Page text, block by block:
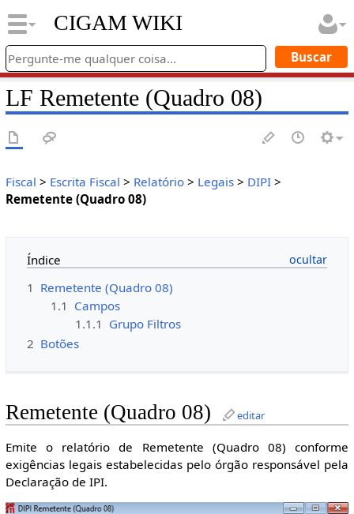
CIGAM WIKI
LF Remetente (Quadro 08)
Fiscal > Escrita Fiscal > Relatório> Legais> DIPI>
Remetente (Quadro 08)
Índice
1 Remetente (Quadro 08)
1.1 Campos
1.1.1 Grupo Filtros
2 Botões
Remetente (Quadro 08) editar
Emite o relatório de Remetente (Quadro 08) conforme
exigências legais estabelecidas pelo órgão responsável pela
Declaração de IPI.